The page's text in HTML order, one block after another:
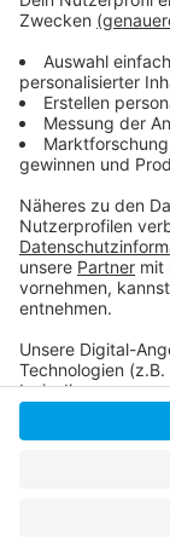
Ferien auf dem
zum
vorstellen.
Anzeige
Anzeige